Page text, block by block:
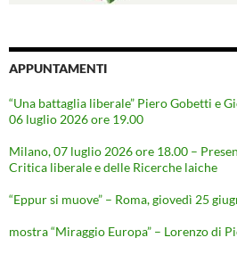
APPUNTAMENTI
“Una battaglia liberale” Piero Gobetti e
06 luglio 2026 ore 19.00
Milano, 07 luglio 2026 ore 18.00 –
Critica liberale e delle Ricerche laiche
“Eppur si muove” – Roma, giovedì 25
mostra “Miraggio Europa” – Lorenzo di